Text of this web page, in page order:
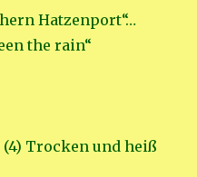
Hatzenport“…
the rain“
Trocken und heiß